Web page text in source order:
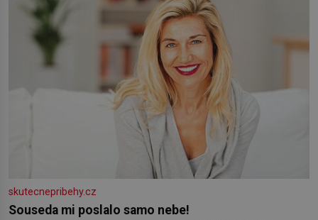
skutecnepribehy.cz
Souseda mi poslalo samo nebe!